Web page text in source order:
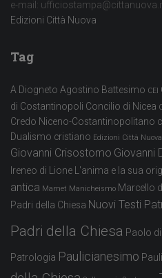
e-mail:
Edizioni Città Nuova
Tag
A Diogneto Agostino Battesimo CEI
di Costantinopoli Concilio di Nicea
Credo Niceno-Costantinopolitano
Dualismo cristiano Edizioni Città Nuova
Giovanni Crisostomo Giovanni
Ireneo di Lione L'anima e la sua
antica Mamet Manicheismo Marcello
Padri della Chiesa Nuovi Testi
Padri della Chiesa Paolo
Patrologia Paulicianesimo